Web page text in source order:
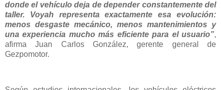
donde el vehículo deja de depender constantemente del
taller. Voyah representa exactamente esa evolución:
menos desgaste mecánico, menos mantenimientos y
una experiencia mucho más eficiente para el usuario”,
afirma Juan Carlos González, gerente general de
Gezpomotor.